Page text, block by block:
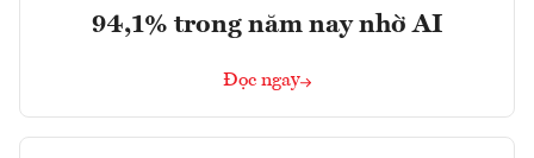
94,1% trong năm nay nhờ AI
Đọc ngay